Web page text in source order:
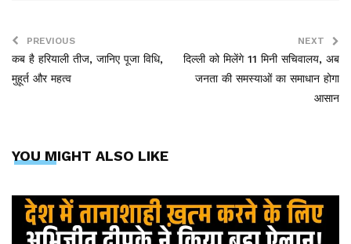
PREVIOUS
कब है हरियाली तीज, जानिए पूजा विधि,
मुहूर्त और महत्व
NEXT
दिल्ली को मिलेंगे 11 मिनी सचिवालय, अब
जनता की समस्याओं का समाधान होगा
आसान
YOU MIGHT ALSO LIKE